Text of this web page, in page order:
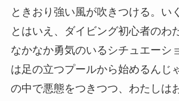
ときおり強い風が吹きつける。い
とはいえ、ダイビング初心者のわ
なかなか勇気のいるシチュエーシ
は足の立つプールから始めるんじ
の中で悪態をつきつつ、わたしは